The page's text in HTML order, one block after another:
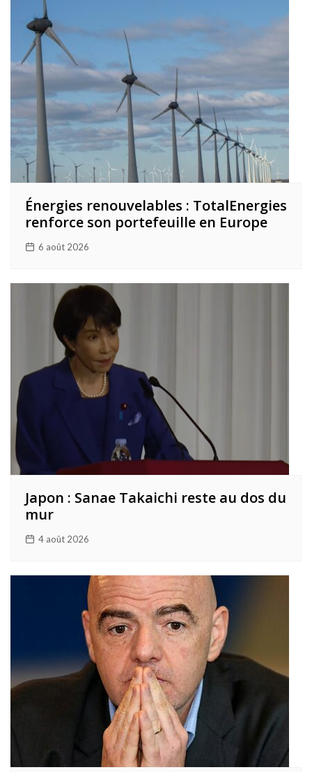
Énergies renouvelables : TotalEnergies
renforce son portefeuille en Europe
6 août 2026
Japon : Sanae Takaichi reste au dos du
mur
4 août 2026